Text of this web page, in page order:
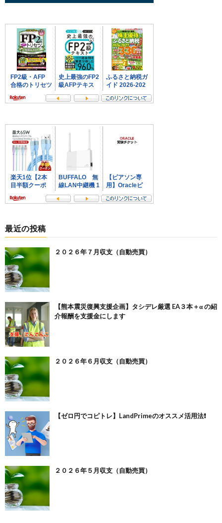
最近の投稿
２０２６年７月収支（自動売買）
【熊本震災復興支援企画】タシデレ厳選 EA３本＋α の紹
介報酬を支援金にします
２０２６年６月収支（自動売買）
【ゼロ円でコピトレ】LandPrimeのオススメ活用法❗️
２０２６年５月収支（自動売買）